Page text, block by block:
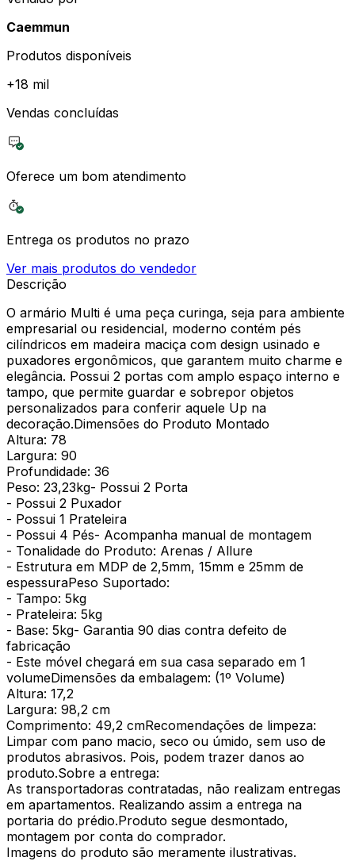
Caemmun
Produtos disponíveis
+18 mil
Vendas concluídas
Oferece um bom atendimento
Entrega os produtos no prazo
Ver mais produtos do vendedor
Descrição
O armário Multi é uma peça curinga, seja para ambiente
empresarial ou residencial, moderno contém pés
cilíndricos em madeira maciça com design usinado e
puxadores ergonômicos, que garantem muito charme e
elegância. Possui 2 portas com amplo espaço interno e
tampo, que permite guardar e sobrepor objetos
personalizados para conferir aquele Up na
decoração.Dimensões do Produto Montado
Altura: 78
Largura: 90
Profundidade: 36
Peso: 23,23kg- Possui 2 Porta
- Possui 2 Puxador
- Possui 1 Prateleira
- Possui 4 Pés- Acompanha manual de montagem
- Tonalidade do Produto: Arenas / Allure
- Estrutura em MDP de 2,5mm, 15mm e 25mm de
espessuraPeso Suportado:
- Tampo: 5kg
- Prateleira: 5kg
- Base: 5kg- Garantia 90 dias contra defeito de
fabricação
- Este móvel chegará em sua casa separado em 1
volumeDimensões da embalagem: (1º Volume)
Altura: 17,2
Largura: 98,2 cm
Comprimento: 49,2 cmRecomendações de limpeza:
Limpar com pano macio, seco ou úmido, sem uso de
produtos abrasivos. Pois, podem trazer danos ao
produto.Sobre a entrega:
As transportadoras contratadas, não realizam entregas
em apartamentos. Realizando assim a entrega na
portaria do prédio.Produto segue desmontado,
montagem por conta do comprador.
Imagens do produto são meramente ilustrativas.